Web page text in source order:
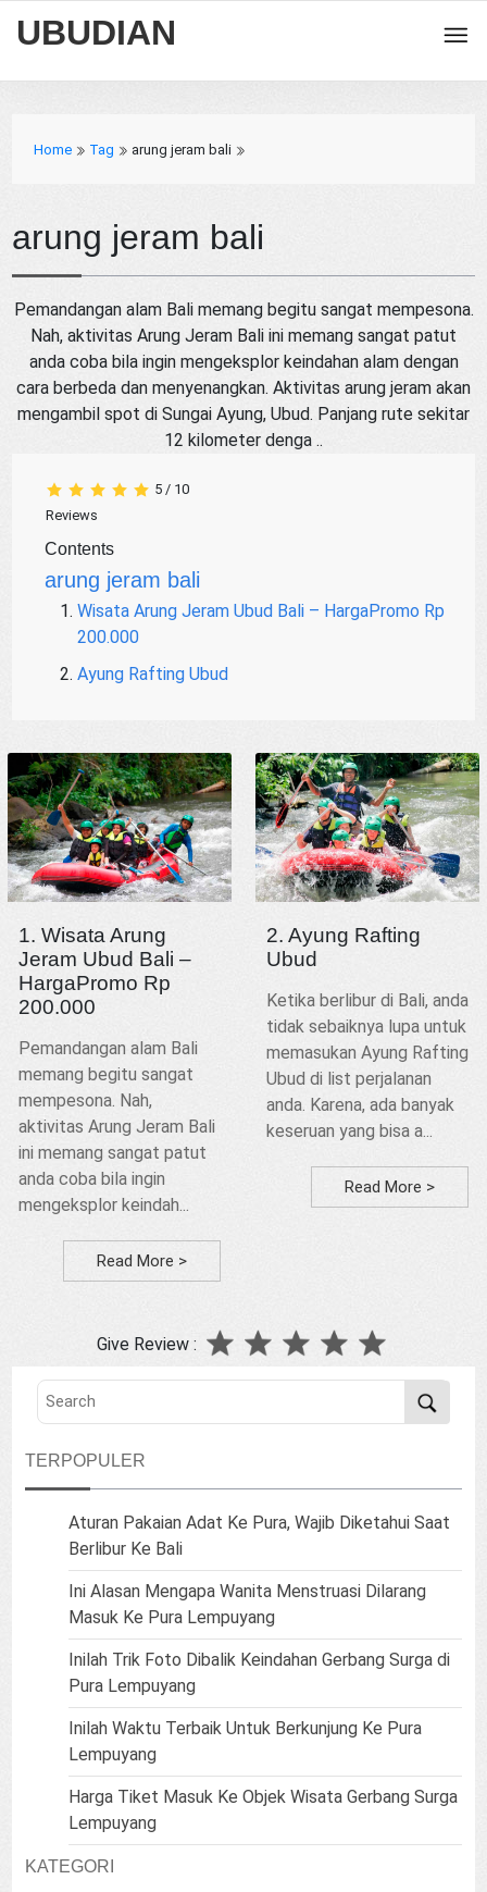
UBUDIAN
Home Tag arung jeram bali
arung jeram bali
Pemandangan alam Bali memang begitu sangat mempesona.
Nah, aktivitas Arung Jeram Bali ini memang sangat patut
anda coba bila ingin mengeksplor keindahan alam dengan
cara berbeda dan menyenangkan. Aktivitas arung jeram akan
mengambil spot di Sungai Ayung, Ubud. Panjang rute sekitar
12 kilometer denga ..
5 / 10
Reviews
Contents
arung jeram bali
Wisata Arung Jeram Ubud Bali – HargaPromo Rp
200.000
Ayung Rafting Ubud
1. Wisata Arung
Jeram Ubud Bali –
HargaPromo Rp
200.000
Pemandangan alam Bali
memang begitu sangat
mempesona. Nah,
aktivitas Arung Jeram Bali
ini memang sangat patut
anda coba bila ingin
mengeksplor keindah...
Read More >
2. Ayung Rafting
Ubud
Ketika berlibur di Bali, anda
tidak sebaiknya lupa untuk
memasukan Ayung Rafting
Ubud di list perjalanan
anda. Karena, ada banyak
keseruan yang bisa a...
Read More >
Give Review :
TERPOPULER
Aturan Pakaian Adat Ke Pura, Wajib Diketahui Saat
Berlibur Ke Bali
Ini Alasan Mengapa Wanita Menstruasi Dilarang
Masuk Ke Pura Lempuyang
Inilah Trik Foto Dibalik Keindahan Gerbang Surga di
Pura Lempuyang
Inilah Waktu Terbaik Untuk Berkunjung Ke Pura
Lempuyang
Harga Tiket Masuk Ke Objek Wisata Gerbang Surga
Lempuyang
KATEGORI